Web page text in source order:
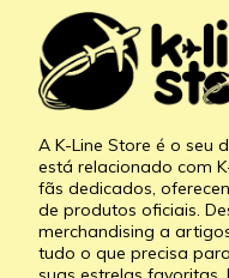
A K-Line Store é o seu
está relacionado com
fãs dedicados,
de produtos oficiais.
merchandising a
tudo o que precisa